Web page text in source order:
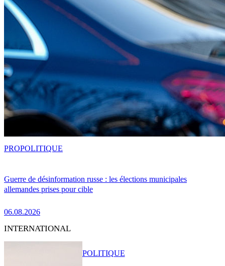
Guerre de désinformation russe : les élections municipales
allemandes prises pour cible
06.08.2026
PROPOLITIQUE
INTERNATIONAL
POLITIQUE